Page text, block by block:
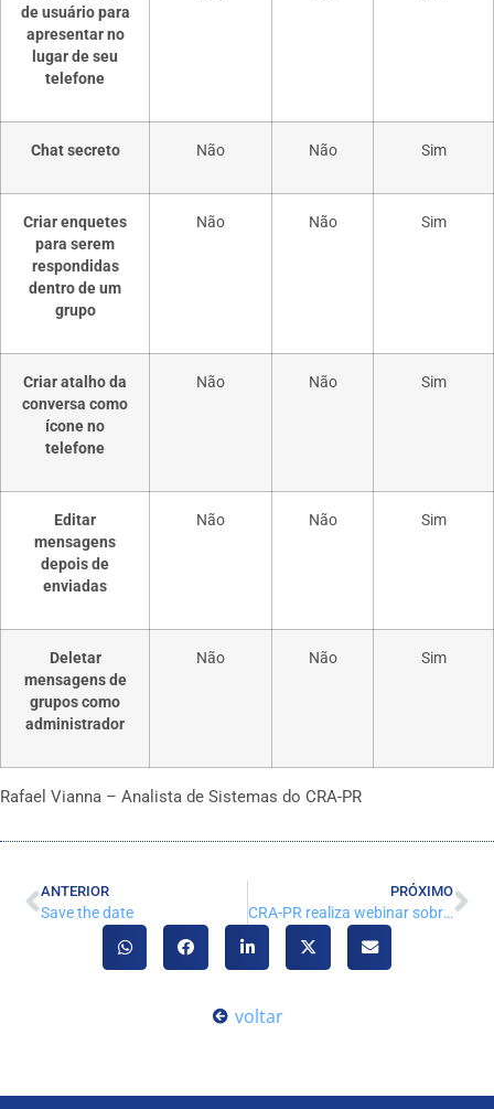
de usuário para
apresentar no
lugar de seu
telefone
Chat secreto Não Não Sim
Criar enquetes
para serem
respondidas
dentro de um
grupo
Não Não Sim
Criar atalho da
conversa como
ícone no
telefone
Não Não Sim
Editar
mensagens
depois de
enviadas
Não Não Sim
Deletar
mensagens de
grupos como
administrador
Não Não Sim
Rafael Vianna – Analista de Sistemas do CRA-PR
ANTERIOR
Save the date
PRÓXIMO
CRA-PR realiza webinar sobre mídias sociais para profissionais da administração
voltar